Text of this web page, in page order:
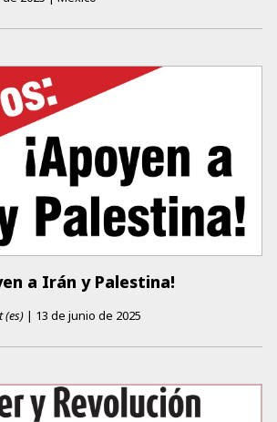
a Irán y Palestina!
(es) | 13 de junio de 2025